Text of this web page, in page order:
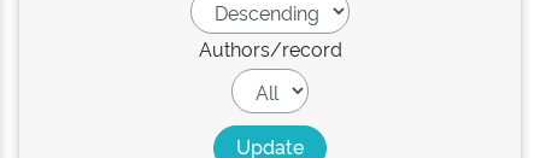
Authors/record